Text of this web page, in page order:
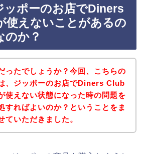
ッポーのお店でDiners
使えないことがあるの
のか？
ったでしょうか？今回、こちらの
、ジッポーのお店でDiners Club
使えない状態になった時の問題を
すればよいのか？ということをま
ていただきました。